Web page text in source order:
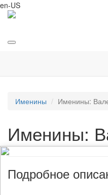
en-US
Именины Именины:
Именины:
Подробное